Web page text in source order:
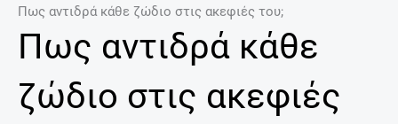
p
Πως αντιδρά κάθε ζώδιο στις ακεφιές του;
Πως αντιδρά κάθε
ζώδιο στις ακεφιές